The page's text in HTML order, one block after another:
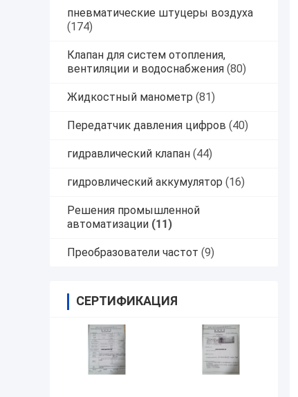
пневматические штуцеры воздуха
(174)
Клапан для систем отопления,
вентиляции и водоснабжения (80)
Жидкостный манометр (81)
Передатчик давления цифров (40)
гидравлический клапан (44)
гидровлический аккумулятор (16)
Решения промышленной
автоматизации (11)
Преобразователи частот (9)
СЕРТИФИКАЦИЯ